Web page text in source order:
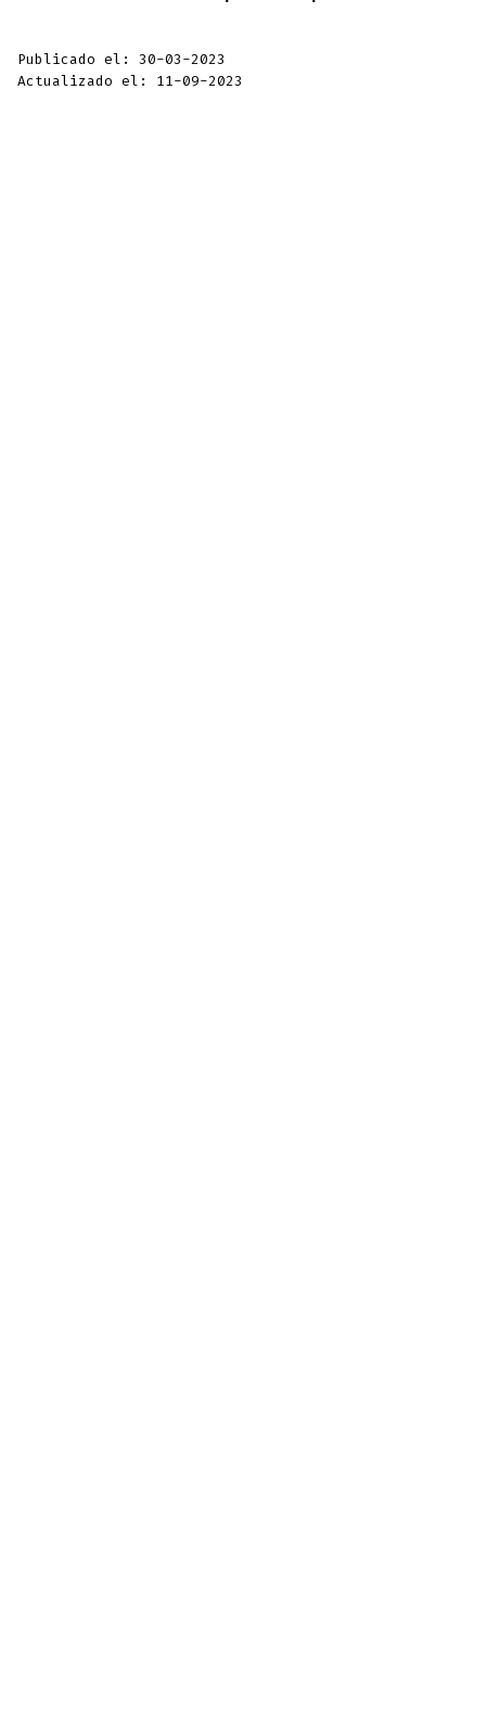
Publicado el: 30-03-2023
Actualizado el: 11-09-2023